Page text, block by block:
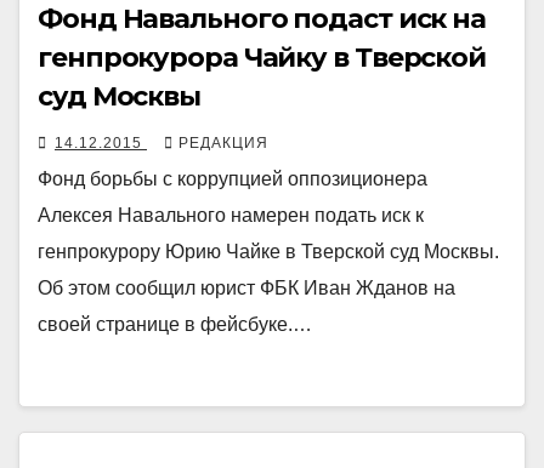
Фонд Навального подаст иск на
генпрокурора Чайку в Тверской
суд Москвы
14.12.2015 РЕДАКЦИЯ
Фонд борьбы с коррупцией оппозиционера
Алексея Навального намерен подать иск к
генпрокурору Юрию Чайке в Тверской суд Москвы.
Об этом сообщил юрист ФБК Иван Жданов на
своей странице в фейсбуке.…